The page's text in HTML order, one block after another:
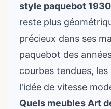
style paquebot
reste plus
précieux dans ses
paquebot des
courbes tendues,
l'idée de vitesse
Quels meubles Art